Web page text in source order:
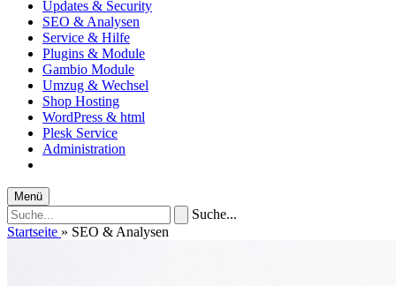
Updates & Security
SEO & Analysen
Service & Hilfe
Plugins & Module
Gambio Module
Umzug & Wechsel
Shop Hosting
WordPress & html
Plesk Service
Administration
Menü
Suche...
Startseite » SEO & Analysen